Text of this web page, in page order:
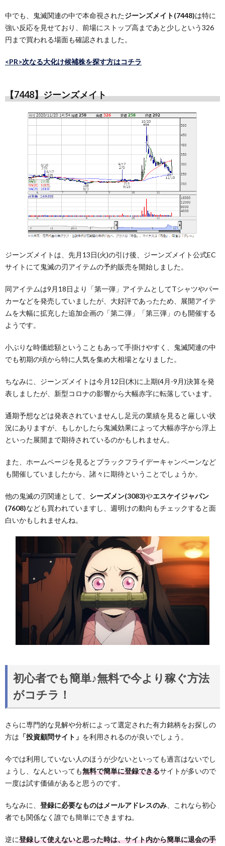
中でも、鬼滅関連の中で本命視されたジーンズメイト(7448)は特に
強い反応を見せており、前場にストップ高まであと少しという326
円まで買われる場面も確認されました。
<PR>次なる大化け候補株を探す方はコチラ
【7448】ジーンズメイト
ジーンズメイトは、先月13日(火)の引け後、ジーンズメイト公式EC
サイトにて鬼滅の刃アイテムの予約販売を開始しました。
同アイテムは9月18日より「第一弾」アイテムとしてTシャツやパー
カーなどを発売していましたが、大好評であったため、展開アイテ
ムを大幅に拡充した追加企画の「第二弾」「第三弾」のも開催する
ようです。
小ぶりな時価総額ということもあって手掛けやすく、鬼滅関連の中
でも初期の頃から特に人気を集め大相場となりました。
ちなみに、ジーンズメイトは今月12日(木)に上期(4月-9月)決算を発
表しましたが、新型コロナの影響から大幅赤字に転落しています。
通期予想などは発表されていませんし足元の業績を見ると厳しい状
況にありますが、もしかしたら鬼滅効果によって大幅赤字から浮上
といった展開まで期待されているのかもしれません。
また、ホームページを見るとブラックフライデーキャンペーンなど
も開催していましたから、諸々に期待ということでしょうか。
他の鬼滅の刃関連として、 シーズメン(3083)やエスケイジャパン
(7608)なども買われていますし、週明けの動向もチェックすると面
白いかもしれませんね。
初心者でも簡単♪無料で今より稼ぐ方法
がコチラ！
さらに専門的な見解や分析によって選定された有力銘柄をお探しの
方は 「投資顧問サイト」 を利用されるのが良いでしょう。
今では利用していない人のほうが少ないといっても過言はないでし
ょうし、なんといっても無料で簡単に登録できるサイトが多いので
一度は試す価値があると思うのです。
ちなみに、 登録に必要なものはメールアドレスのみ 、これなら初心
者でも関係なく誰でも簡単にできますね。
逆に登録して使えないと思った時は、サイト内から簡単に退会の手